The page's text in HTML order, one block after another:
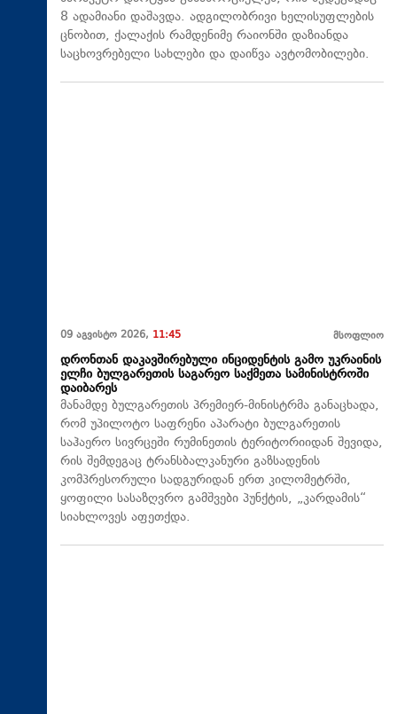
8 ადამიანი დაშავდა. ადგილობრივი ხელისუფლების
ცნობით, ქალაქის რამდენიმე რაიონში დაზიანდა
საცხოვრებელი სახლები და დაიწვა ავტომობილები.
09 აგვისტო 2026, 11:45 მსოფლიო
დრონთან დაკავშირებული ინციდენტის გამო უკრაინის
ელჩი ბულგარეთის საგარეო საქმეთა სამინისტროში
დაიბარეს
მანამდე ბულგარეთის პრემიერ-მინისტრმა განაცხადა,
რომ უპილოტო საფრენი აპარატი ბულგარეთის
საჰაერო სივრცეში რუმინეთის ტერიტორიიდან შევიდა,
რის შემდეგაც ტრანსბალკანური გაზსადენის
კომპრესორული სადგურიდან ერთ კილომეტრში,
ყოფილი სასაზღვრო გამშვები პუნქტის, „კარდამის“
სიახლოვეს აფეთქდა.